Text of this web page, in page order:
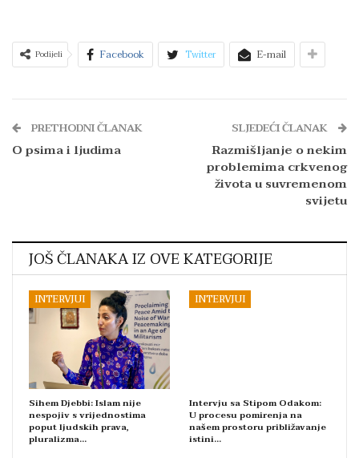
Podijeli Facebook Twitter E-mail
PRETHODNI ČLANAK
O psima i ljudima
SLJEDEĆI ČLANAK
Razmišljanje o nekim
problemima crkvenog
života u suvremenom
svijetu
JOŠ ČLANAKA IZ OVE KATEGORIJE
INTERVJUI
Sihem Djebbi: Islam nije
nespojiv s vrijednostima
poput ljudskih prava,
pluralizma…
INTERVJUI
Intervju sa Stipom Odakom:
U procesu pomirenja na
našem prostoru približavanje
istini…